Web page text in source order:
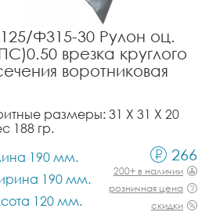
Ф315-30 Рулон оц.
врезка круглого
воротниковая
размеры: 31 X 31 X 20
188 гр.
190 мм.
190 мм.
120 мм.
266
200+ в наличии
розничная цена
скидки